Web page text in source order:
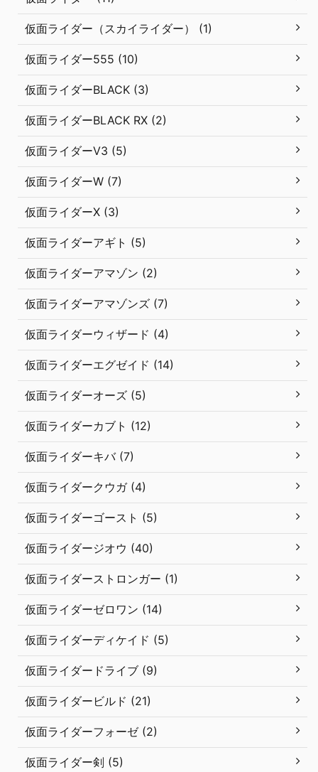
仮面ライダー（スカイライダー） (1)
仮面ライダー555 (10)
仮面ライダーBLACK (3)
仮面ライダーBLACK RX (2)
仮面ライダーV3 (5)
仮面ライダーW (7)
仮面ライダーX (3)
仮面ライダーアギト (5)
仮面ライダーアマゾン (2)
仮面ライダーアマゾンズ (7)
仮面ライダーウィザード (4)
仮面ライダーエグゼイド (14)
仮面ライダーオーズ (5)
仮面ライダーカブト (12)
仮面ライダーキバ (7)
仮面ライダークウガ (4)
仮面ライダーゴースト (5)
仮面ライダージオウ (40)
仮面ライダーストロンガー (1)
仮面ライダーゼロワン (14)
仮面ライダーディケイド (5)
仮面ライダードライブ (9)
仮面ライダービルド (21)
仮面ライダーフォーゼ (2)
仮面ライダー剣 (5)